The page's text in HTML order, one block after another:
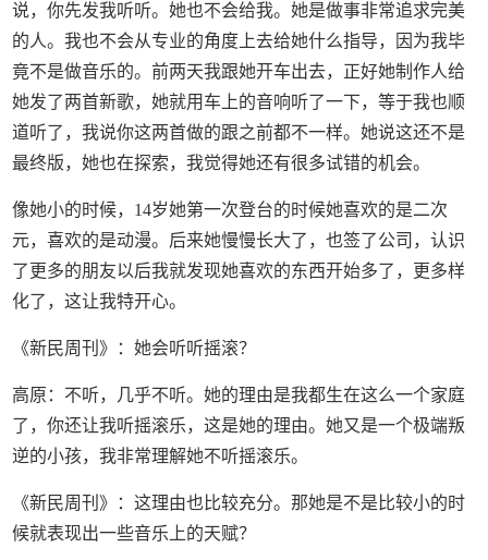
说，你先发我听听。她也不会给我。她是做事非常追求完美
的人。我也不会从专业的角度上去给她什么指导，因为我毕
竟不是做音乐的。前两天我跟她开车出去，正好她制作人给
她发了两首新歌，她就用车上的音响听了一下，等于我也顺
道听了，我说你这两首做的跟之前都不一样。她说这还不是
最终版，她也在探索，我觉得她还有很多试错的机会。
像她小的时候，14岁她第一次登台的时候她喜欢的是二次
元，喜欢的是动漫。后来她慢慢长大了，也签了公司，认识
了更多的朋友以后我就发现她喜欢的东西开始多了，更多样
化了，这让我特开心。
《新民周刊》：她会听听摇滚？
高原：不听，几乎不听。她的理由是我都生在这么一个家庭
了，你还让我听摇滚乐，这是她的理由。她又是一个极端叛
逆的小孩，我非常理解她不听摇滚乐。
《新民周刊》：这理由也比较充分。那她是不是比较小的时
候就表现出一些音乐上的天赋？